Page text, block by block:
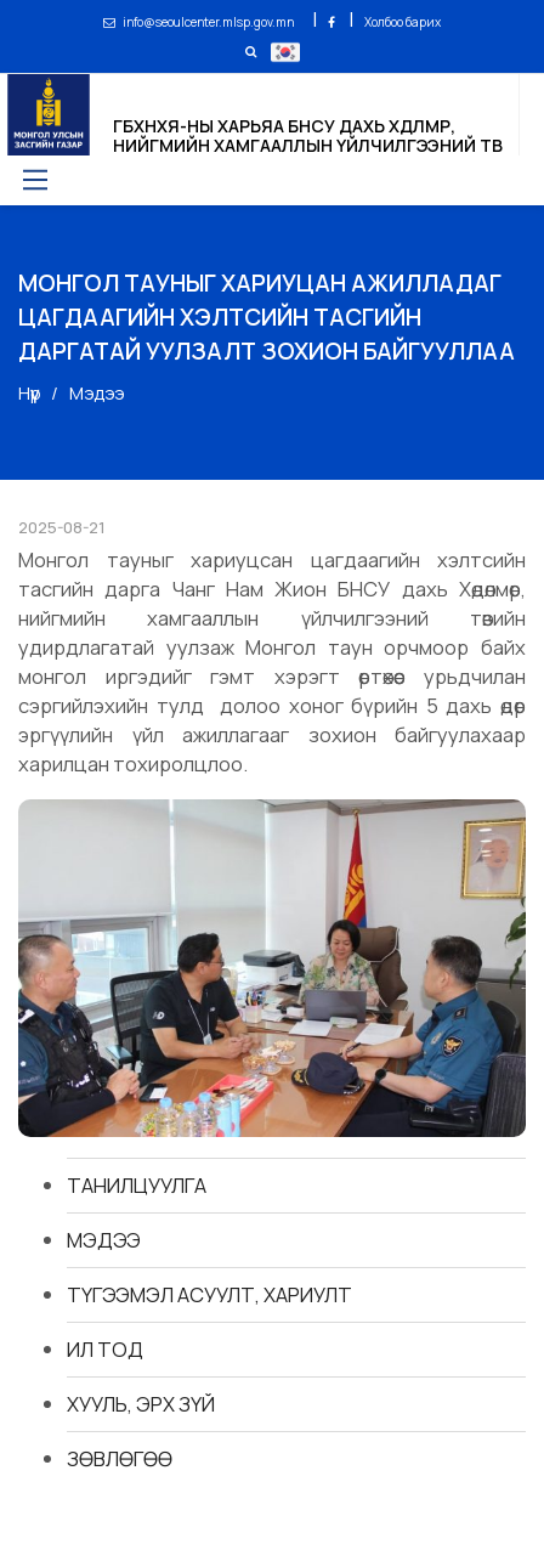
info@seoulcenter.mlsp.gov.mn | | Холбоо барих
ГБХНХЯ-НЫ ХАРЬЯА БНСУ ДАХЬ ХӨДӨЛМӨР,
НИЙГМИЙН ХАМГААЛЛЫН ҮЙЛЧИЛГЭЭНИЙ ТӨВ
МОНГОЛ ТАУНЫГ ХАРИУЦАН АЖИЛЛАДАГ
ЦАГДААГИЙН ХЭЛТСИЙН ТАСГИЙН
ДАРГАТАЙ УУЛЗАЛТ ЗОХИОН БАЙГУУЛЛАА
Нүүр Мэдээ
2025-08-21
Монгол тауныг хариуцсан цагдаагийн хэлтсийн
тасгийн дарга Чанг Нам Жион БНСУ дахь Хөдөлмөр,
нийгмийн хамгааллын үйлчилгээний төвийн
удирдлагатай уулзаж Монгол таун орчмоор байх
монгол иргэдийг гэмт хэрэгт өртөхөөс урьдчилан
сэргийлэхийн тулд долоо хоног бүрийн 5 дахь өдөр
эргүүлийн үйл ажиллагааг зохион байгуулахаар
харилцан тохиролцлоо.
ТАНИЛЦУУЛГА
МЭДЭЭ
ТҮГЭЭМЭЛ АСУУЛТ, ХАРИУЛТ
ИЛ ТОД
ХУУЛЬ, ЭРХ ЗҮЙ
ЗӨВЛӨГӨӨ